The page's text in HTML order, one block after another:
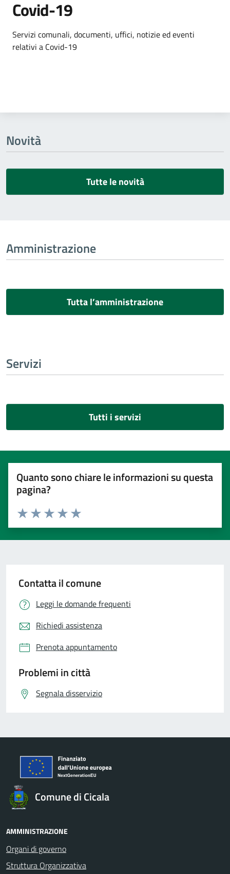
Covid-19
Dettagli dell'argomento
Servizi comunali, documenti, uffici, notizie ed eventi
relativi a Covid-19
Novità
Tutte le novità
Amministrazione
Tutta l’amministrazione
Servizi
Tutti i servizi
Quanto sono chiare le informazioni su questa
pagina?
Valuta 5 stelle su 5
Valuta 4 stelle su 5
Valuta 3 stelle su 5
Valuta 2 stelle su 5
Valuta 1 stelle su 5
Contatta il comune
Leggi le domande frequenti
Richiedi assistenza
Prenota appuntamento
Problemi in città
Segnala disservizio
Comune di Cicala
AMMINISTRAZIONE
Organi di governo
Struttura Organizzativa